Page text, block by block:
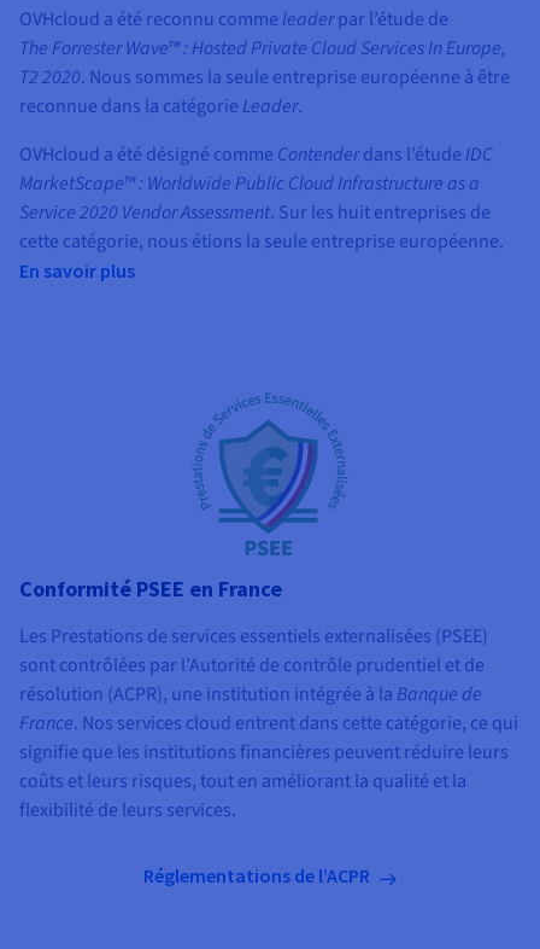
OVHcloud a été reconnu comme leaderpar l’étude de
The Forrester Wave™ : Hosted Private Cloud Services In Europe,
T2 2020. Nous sommes la seule entreprise européenne à être
reconnue dans la catégorie Leader.
OVHcloud a été désigné comme Contenderdans l’étude IDC
MarketScape™ : Worldwide Public Cloud Infrastructure as a
Service 2020 Vendor Assessment. Sur les huit entreprises de
cette catégorie, nous étions la seule entreprise européenne.
En savoir plus
Conformité PSEE en France
Les Prestations de services essentiels externalisées (PSEE)
sont contrôlées par l’Autorité de contrôle prudentiel et de
résolution (ACPR), une institution intégrée à la Banque de
France. Nos services cloud entrent dans cette catégorie, ce qui
signifie que les institutions financières peuvent réduire leurs
coûts et leurs risques, tout en améliorant la qualité et la
flexibilité de leurs services.
Réglementations de l’ACPR